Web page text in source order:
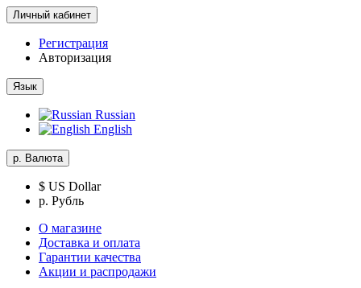
Личный кабинет
Регистрация
Авторизация
Язык
Russian
English
р. Валюта
$ US Dollar
р. Рубль
О магазине
Доставка и оплата
Гарантии качества
Акции и распродажи